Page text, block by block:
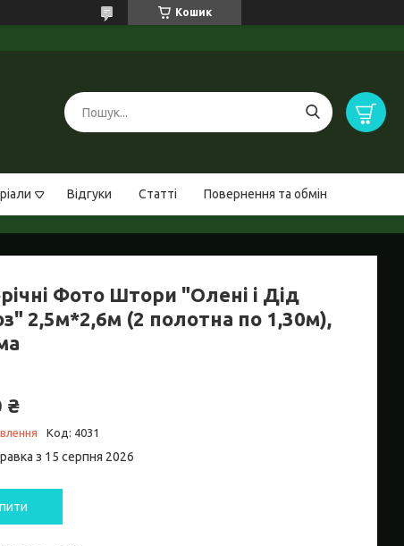
Кошик
Відгуки Статті Повернення та обмін
Фото Штори "Олені і Дід
2,5м*2,6м (2 полотна по 1,30м),
₴
Код: 4031
з 15 серпня 2026